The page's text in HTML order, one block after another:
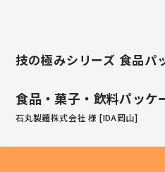
技の極みシリーズ 食品パ
食品・菓子・飲料パッケ
石丸製麺株式会社 様 [IDA岡山]